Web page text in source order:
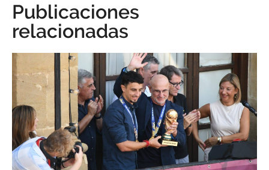
Publicaciones
relacionadas